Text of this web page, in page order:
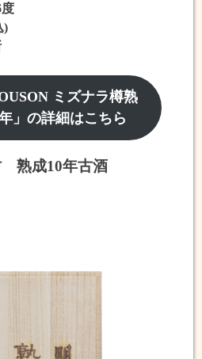
)
ミズナラ樽熟
」の詳細はこちら
熟成10年古酒